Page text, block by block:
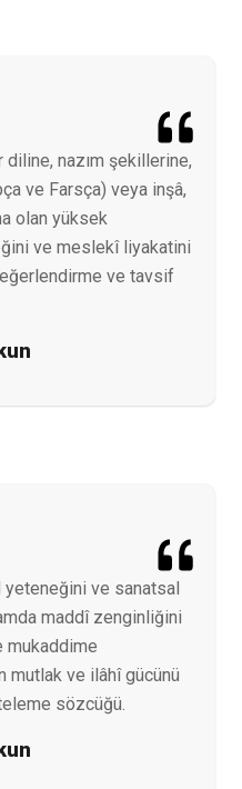
nazım şekillerine,
ve Farsça) veya inşâ,
olan yüksek
ve meslekî liyakatini
ve tavsif
ve sanatsal
maddî zenginliğini
mukaddime
mutlak ve ilâhî gücünü
sözcüğü.